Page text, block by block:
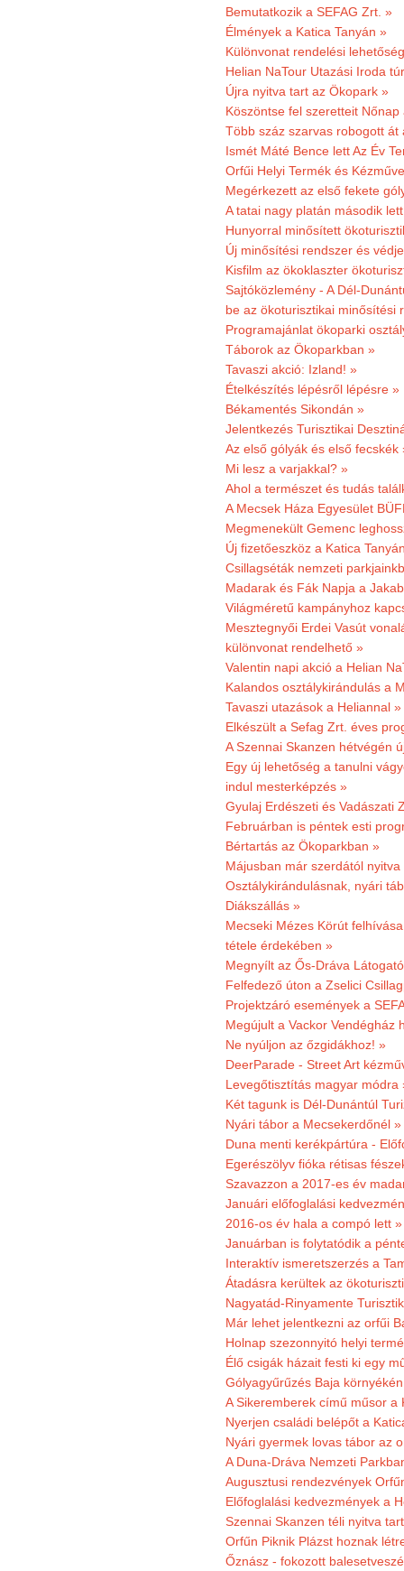
Bemutatkozik a SEFAG Zrt. »
Élmények a Katica Tanyán »
Különvonat rendelési
Helian NaTour Utazási Iroda
Újra nyitva tart az Ökopark »
Köszöntse fel szeretteit
Több száz szarvas robogott át
Ismét Máté Bence lett Az Év
Orfűi Helyi Termék és
Megérkezett az első fekete
A tatai nagy platán második
Hunyorral minősített
Új minősítési rendszer és
Kisfilm az ökoklaszter
Sajtóközlemény - A Dél-
be az ökoturisztikai minősítési
Programajánlat ökoparki
Táborok az Ökoparkban »
Tavaszi akció: Izland! »
Ételkészítés lépésről lépésre »
Békamentés Sikondán »
Jelentkezés Turisztikai
Az első gólyák és első fecskék
Mi lesz a varjakkal? »
Ahol a természet és tudás
A Mecsek Háza Egyesület
Megmenekült Gemenc
Új fizetőeszköz a Katica
Csillagséták nemzeti
Madarak és Fák Napja a
Világméretű kampányhoz
Mesztegnyői Erdei Vasút
különvonat rendelhető »
Valentin napi akció a Helian
Kalandos osztálykirándulás a
Tavaszi utazások a Heliannal »
Elkészült a Sefag Zrt. éves
A Szennai Skanzen hétvégén
Egy új lehetőség a tanulni
indul mesterképzés »
Gyulaj Erdészeti és Vadászati
Februárban is péntek esti
Bértartás az Ökoparkban »
Májusban már szerdától
Osztálykirándulásnak, nyári
Diákszállás »
Mecseki Mézes Körút
tétele érdekében »
Megnyílt az Ős-Dráva
Felfedező úton a Zselici
Projektzáró események a
Megújult a Vackor Vendégház
Ne nyúljon az őzgidákhoz! »
DeerParade - Street Art
Levegőtisztítás magyar módra
Két tagunk is Dél-Dunántúl
Nyári tábor a Mecsekerdőnél »
Duna menti kerékpártúra -
Egerészölyv fióka rétisas
Szavazzon a 2017-es év
Januári előfoglalási
2016-os év hala a compó lett »
Januárban is folytatódik a
Interaktív ismeretszerzés a
Átadásra kerültek az
Nagyatád-Rinyamente
Már lehet jelentkezni az orfűi
Holnap szezonnyitó helyi
Élő csigák házait festi ki egy
Gólyagyűrűzés Baja
A Sikeremberek című műsor a
Nyerjen családi belépőt a
Nyári gyermek lovas tábor az
A Duna-Dráva Nemzeti
Augusztusi rendezvények
Előfoglalási kedvezmények a
Szennai Skanzen téli nyitva
Orfűn Piknik Plázst hoznak
Őznász - fokozott